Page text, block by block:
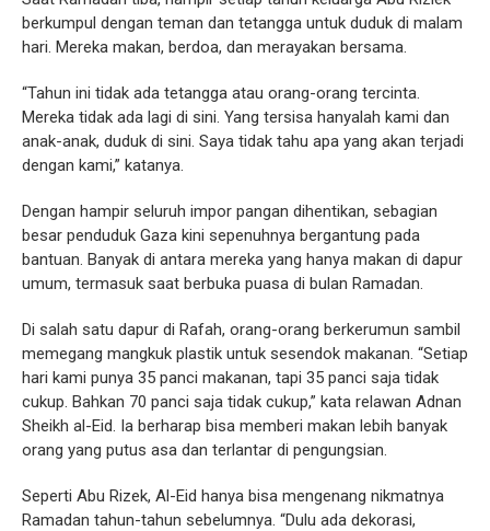
berkumpul dengan teman dan tetangga untuk duduk di malam
hari. Mereka makan, berdoa, dan merayakan bersama.
“Tahun ini tidak ada tetangga atau orang-orang tercinta.
Mereka tidak ada lagi di sini. Yang tersisa hanyalah kami dan
anak-anak, duduk di sini. Saya tidak tahu apa yang akan terjadi
dengan kami,” katanya.
Dengan hampir seluruh impor pangan dihentikan, sebagian
besar penduduk Gaza kini sepenuhnya bergantung pada
bantuan. Banyak di antara mereka yang hanya makan di dapur
umum, termasuk saat berbuka puasa di bulan Ramadan.
Di salah satu dapur di Rafah, orang-orang berkerumun sambil
memegang mangkuk plastik untuk sesendok makanan. “Setiap
hari kami punya 35 panci makanan, tapi 35 panci saja tidak
cukup. Bahkan 70 panci saja tidak cukup,” kata relawan Adnan
Sheikh al-Eid. Ia berharap bisa memberi makan lebih banyak
orang yang putus asa dan terlantar di pengungsian.
Seperti Abu Rizek, Al-Eid hanya bisa mengenang nikmatnya
Ramadan tahun-tahun sebelumnya. “Dulu ada dekorasi,